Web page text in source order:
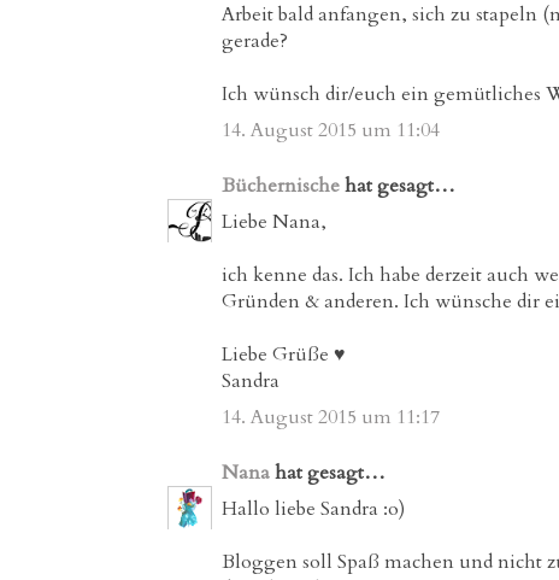
Arbeit bald anfangen, sich zu stapeln
gerade?
Ich wünsch dir/euch ein gemütliches
14. August 2015 um 11:04
Büchernischehat gesagt…
Liebe Nana,
ich kenne das. Ich habe derzeit auch
Gründen & anderen. Ich wünsche dir
Liebe Grüße ♥
Sandra
14. August 2015 um 11:17
Nanahat gesagt…
Hallo liebe Sandra :o)
Bloggen soll Spaß machen und nicht